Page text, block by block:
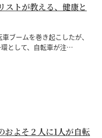
ストが教える、健康と
ブームを巻き起こしたが、
として、自転車が注…
およそ２人に1人が自転